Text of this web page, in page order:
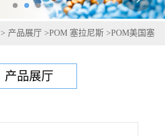
> 产品展厅 >POM 塞拉尼斯 >POM美国塞
产品展厅